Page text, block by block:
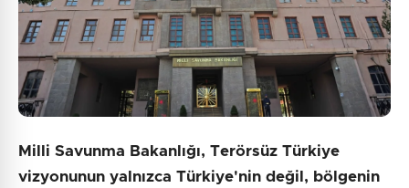
Milli Savunma Bakanlığı, Terörsüz Türkiye
vizyonunun yalnızca Türkiye'nin değil, bölgenin